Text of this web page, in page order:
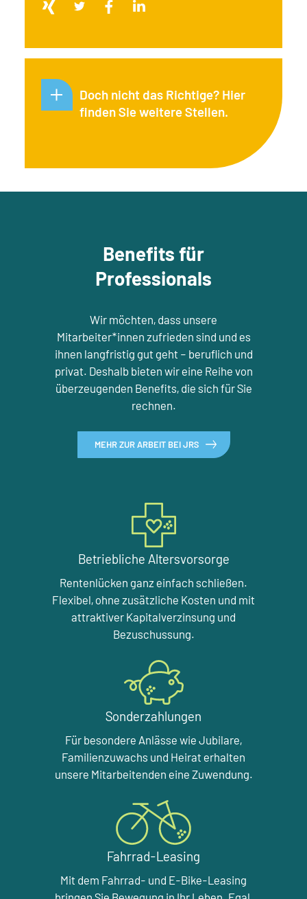
Doch nicht das Richtige? Hier
finden Sie weitere Stellen.
Benefits für
Professionals
Wir möchten, dass unsere
Mitarbeiter*innen zufrieden sind und es
ihnen langfristig gut geht – beruflich und
privat. Deshalb bieten wir eine Reihe von
überzeugenden Benefits, die sich für Sie
rechnen.
MEHR ZUR ARBEIT BEI JRS
Betriebliche Altersvorsorge
Rentenlücken ganz einfach schließen.
Flexibel, ohne zusätzliche Kosten und mit
attraktiver Kapitalverzinsung und
Bezuschussung.
Sonderzahlungen
Für besondere Anlässe wie Jubilare,
Familienzuwachs und Heirat erhalten
unsere Mitarbeitenden eine Zuwendung.
Fahrrad-Leasing
Mit dem Fahrrad- und E-Bike-Leasing